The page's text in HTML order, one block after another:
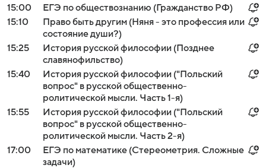
15:00
ЕГЭ по обществознанию (Гражданство РФ)
15:10
Право быть другим (Няня - это профессия или
состояние души?)
15:25
История русской философии (Позднее
славянофильство)
15:40
История русской философии ("Польский
вопрос" в русской общественно-
ролитической мысли. Часть 1-я)
15:55
История русской философии ("Польский
вопрос" в русской общественно-
ролитической мысли. Часть 2-я)
17:00
ЕГЭ по математике (Стереометрия. Сложные
задачи)